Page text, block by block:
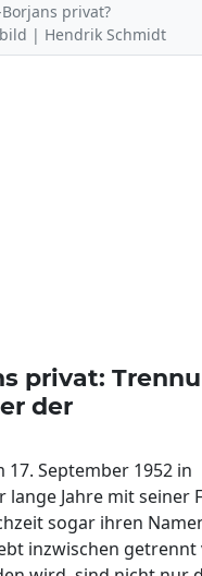
privat?
| Hendrik Schmidt
privat:
der
September 1952 in
Jahre mit seiner
sogar ihren
inzwischen getrennt